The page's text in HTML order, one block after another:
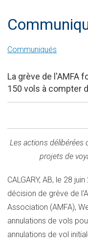
Communiqués
La grève de l'AMFA
150 vols à compter
Les actions délibérées
projets de
CALGARY, AB, le 28
décision de grève de
Association (AMFA),
annulations de vols
annulations de vol